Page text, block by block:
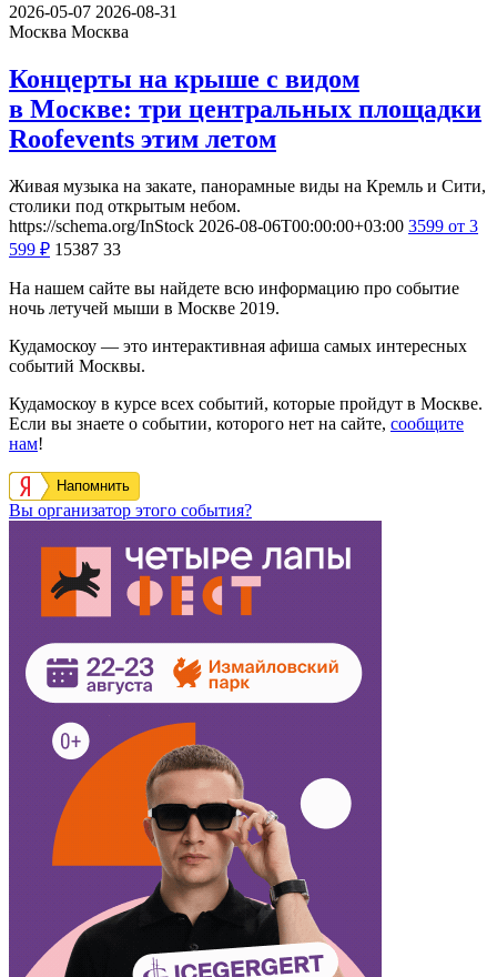
2026-05-07 2026-08-31
Москва Москва
Концерты на крыше с видом
в Москве: три центральных площадки
Roofevents этим летом
Живая музыка на закате, панорамные виды на Кремль и Сити,
столики под открытым небом.
https://schema.org/InStock 2026-08-06T00:00:00+03:00 3599 от 3
599 ₽ 15387 33
На нашем сайте вы найдете всю информацию про событие
ночь летучей мыши в Москве 2019.
Кудамоскоу — это интерактивная афиша самых интересных
событий Москвы.
Кудамоскоу в курсе всех событий, которые пройдут в Москве.
Если вы знаете о событии, которого нет на сайте, сообщите
нам!
Напомнить
Вы организатор этого события?